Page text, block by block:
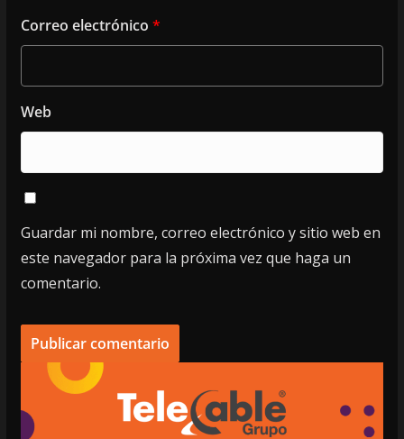
Correo electrónico *
Web
Guardar mi nombre, correo electrónico y sitio web en
este navegador para la próxima vez que haga un
comentario.